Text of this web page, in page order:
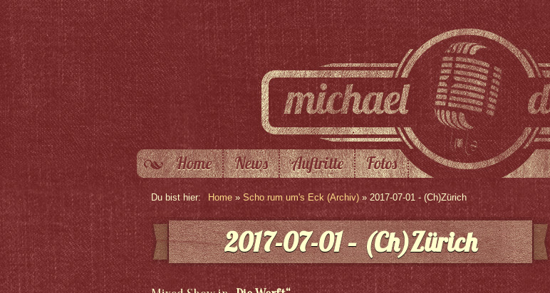
Home News Auftritte Fotos
Du bist hier: Home» Scho rum um's Eck (Archiv)» 2017-07-01 - (Ch)Zürich
2017-07-01 – (Ch)Zürich